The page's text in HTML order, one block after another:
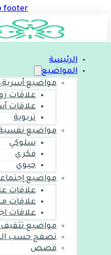
footer
الرئيسة
المواضيع
مواضيع أسرية
علاقات
علاقات
تربوية
مواضيع
سلوكي
فكري
حيوي
مواضيع
علاقات
علاقات
علاقات
مواضيع تثقيف
تصفح حسب
قصص